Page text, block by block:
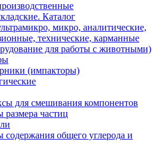
Каталог
микро, аналитические,
технические, карманные
для работы с животными)
(импакторы)
для смешивания компонентов
размера частиц
содержания общего углерода и